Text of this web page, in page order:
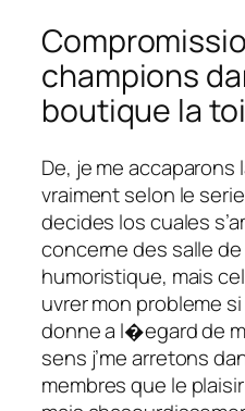
champions
boutique la
De, je me accaparons
vraiment selon le
decides los cuales
concerne des salle
humoristique, mais
uvrer mon probleme
donne a l�egard de
sens j’me arretons
membres que le